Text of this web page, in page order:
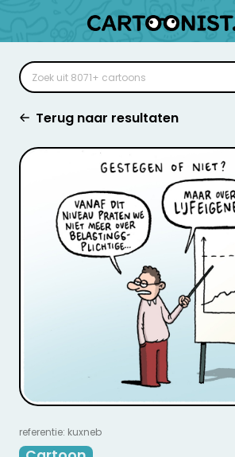
Terug naar resultaten
referentie: kuxneb